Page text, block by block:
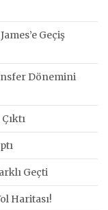
Geçiş
Dönemini
Geçti
Haritası!